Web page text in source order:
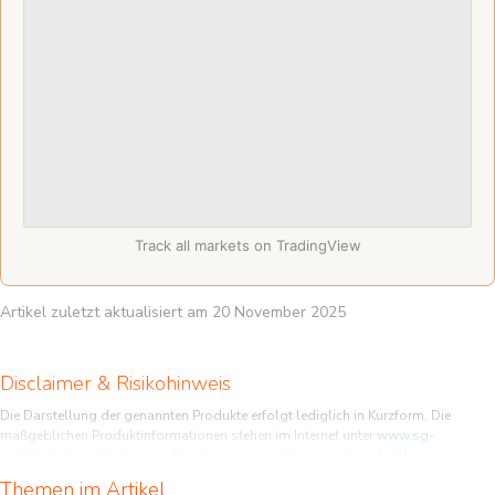
Track all markets on TradingView
Artikel zuletzt aktualisiert am 20 November 2025
Disclaimer & Risikohinweis
Die Darstellung der genannten Produkte erfolgt lediglich in Kurzform. Die
maßgeblichen Produktinformationen stehen im Internet unter www.sg-
Themen im Artikel